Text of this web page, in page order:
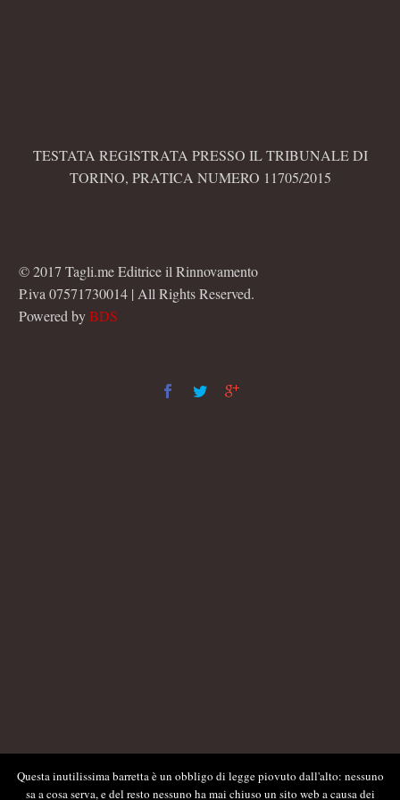
TESTATA REGISTRATA PRESSO IL TRIBUNALE DI
TORINO, PRATICA NUMERO 11705/2015
© 2017 Tagli.me Editrice il Rinnovamento
P.iva 07571730014 | All Rights Reserved.
Powered byBDS
Questa inutilissima barretta è un obbligo di legge piovuto dall'alto: nessuno
sa a cosa serva, e del resto nessuno ha mai chiuso un sito web a causa dei